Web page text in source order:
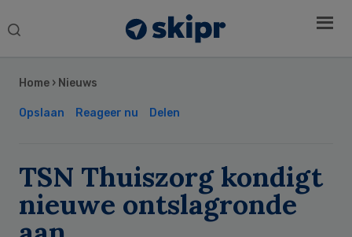
Search
Home › Nieuws
Opslaan Reageer nu Delen
TSN Thuiszorg kondigt
nieuwe ontslagronde
Sidebar